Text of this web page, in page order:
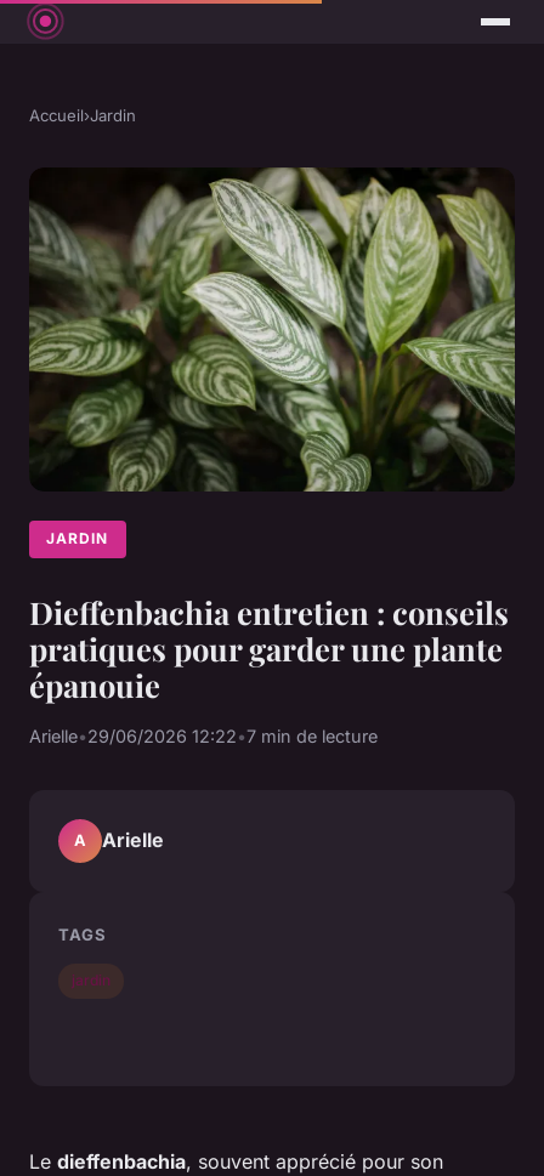
Accueil›Jardin
JARDIN
Dieffenbachia entretien : conseils
pratiques pour garder une plante
épanouie
Arielle•29/06/2026 12:22•7 min de lecture
Le dieffenbachia, souvent apprécié pour son
A Arielle
TAGS
jardin